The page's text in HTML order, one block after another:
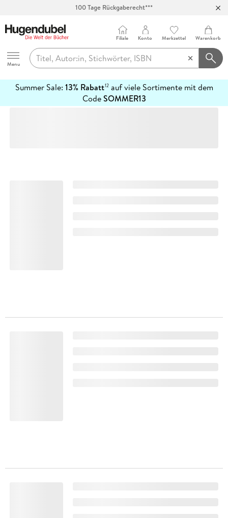
100 Tage Rückgaberecht***
Hugendubel
Menu
Filiale Konto Merkzettel Warenkorb
Summer Sale: 13% Rabatt12auf viele Sortimente mit dem
CodeSOMMER13
erfahren